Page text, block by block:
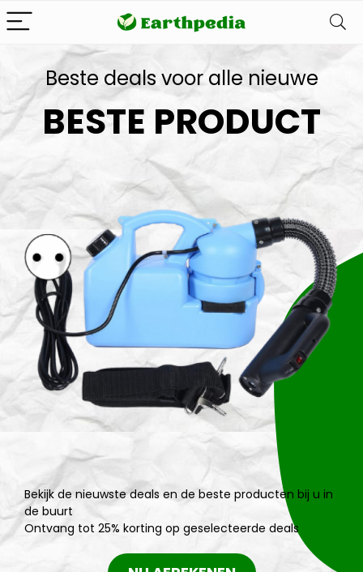
Beste deals voor alle nieuwe
BESTE PRODUCT
Bekijk de nieuwste deals en de beste producten bij u in
de buurt
Ontvang tot 25% korting op geselecteerde deals